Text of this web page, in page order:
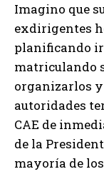
Imagino que
exdirigentes
planificando ir
matriculando
organizarlos
autoridades
CAE de
de la
mayoría de